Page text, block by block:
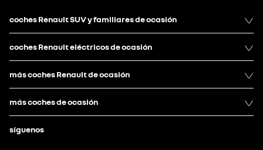
coches Renault SUV y familiares de ocasión
coches Renault eléctricos de ocasión
más coches Renault de ocasión
más coches de ocasión
síguenos